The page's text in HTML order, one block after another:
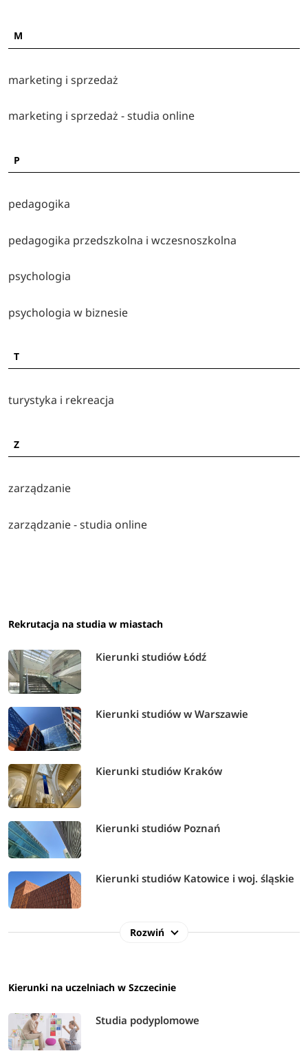
M
marketing i sprzedaż
marketing i sprzedaż - studia online
P
pedagogika
pedagogika przedszkolna i wczesnoszkolna
psychologia
psychologia w biznesie
T
turystyka i rekreacja
Z
zarządzanie
zarządzanie - studia online
Rekrutacja na studia w miastach
Kierunki studiów Łódź
Kierunki studiów w Warszawie
Kierunki studiów Kraków
Kierunki studiów Poznań
Kierunki studiów Katowice i woj. śląskie
Rozwiń
Kierunki na uczelniach w Szczecinie
Studia podyplomowe